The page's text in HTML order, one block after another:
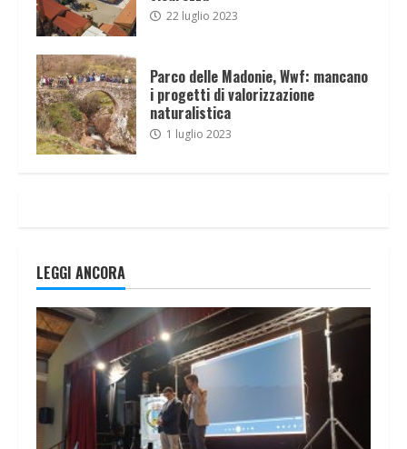
22 luglio 2023
Parco delle Madonie, Wwf: mancano
i progetti di valorizzazione
naturalistica
1 luglio 2023
LEGGI ANCORA